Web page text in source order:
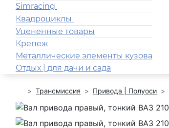
Simracing
Квадроциклы
Уцененные товары
Крепеж
Металлические элементы кузова
Отдых | для дачи и сада
Трансмиссия Привода | Полуоси